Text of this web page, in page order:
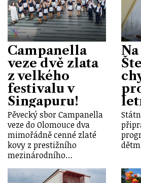
Campanella
veze dvě zlata
z velkého
festivalu v
Singapuru!
Pěvecký sbor Campanella
veze do Olomouce dva
mimořádně cenné zlaté
kovy z prestižního
mezinárodního…